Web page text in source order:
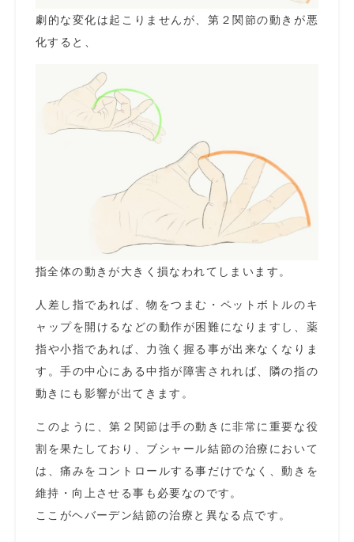
劇的な変化は起こりませんが、第２関節の動きが悪
化すると、
指全体の動きが大きく損なわれてしまいます。
人差し指であれば、物をつまむ・ペットボトルのキ
ャップを開けるなどの動作が困難になりますし、薬
指や小指であれば、力強く握る事が出来なくなりま
す。手の中心にある中指が障害されれば、隣の指の
動きにも影響が出てきます。
このように、第２関節は手の動きに非常に重要な役
割を果たしており、ブシャール結節の治療において
は、痛みをコントロールする事だけでなく、動きを
維持・向上させる事も必要なのです。
ここがヘバーデン結節の治療と異なる点です。